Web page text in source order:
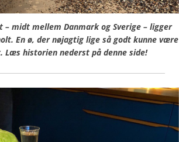
– midt mellem Danmark og Sverige – ligger
En ø, der nøjagtig lige så godt kunne være
Læs historien nederst på denne side!